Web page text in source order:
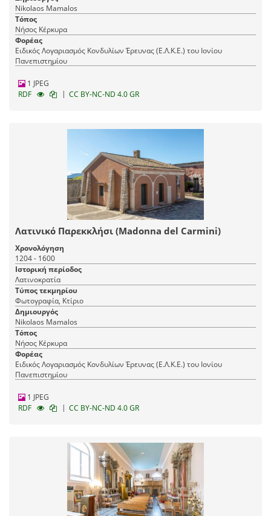
Nikolaos Mamalos
Τόπος
Νήσος Κέρκυρα
Φορέας
Ειδικός Λογαριασμός Κονδυλίων Έρευνας (Ε.Λ.Κ.Ε.) του Ιονίου
Πανεπιστημίου
1 JPEG
RDF
| CC BY-NC-ND 4.0 GR
Λατινικό Παρεκκλήσι (Madonna del Carmini)
Χρονολόγηση
1204 - 1600
Ιστορική περίοδος
Λατινοκρατία
Τύπος τεκμηρίου
Φωτογραφία, Κτίριο
Δημιουργός
Nikolaos Mamalos
Τόπος
Νήσος Κέρκυρα
Φορέας
Ειδικός Λογαριασμός Κονδυλίων Έρευνας (Ε.Λ.Κ.Ε.) του Ιονίου
Πανεπιστημίου
1 JPEG
RDF
| CC BY-NC-ND 4.0 GR